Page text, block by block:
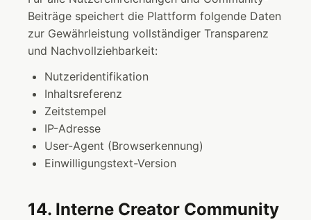
Beiträge speichert die Plattform folgende Daten
zur Gewährleistung vollständiger Transparenz
und Nachvollziehbarkeit:
Nutzeridentifikation
Inhaltsreferenz
Zeitstempel
IP-Adresse
User-Agent (Browserkennung)
Einwilligungstext-Version
14. Interne Creator Community